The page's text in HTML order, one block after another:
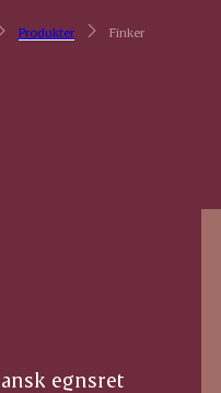
Produkter Finker
egnsret